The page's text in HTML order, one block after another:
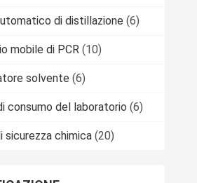
di distillazione (6)
mobile di PCR (10)
solvente (6)
consumo del laboratorio (6)
sicurezza chimica (20)